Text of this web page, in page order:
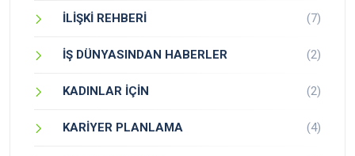
İLİŞKİ REHBERİ (7)
İŞ DÜNYASINDAN HABERLER (2)
KADINLAR İÇİN (2)
KARİYER PLANLAMA (4)